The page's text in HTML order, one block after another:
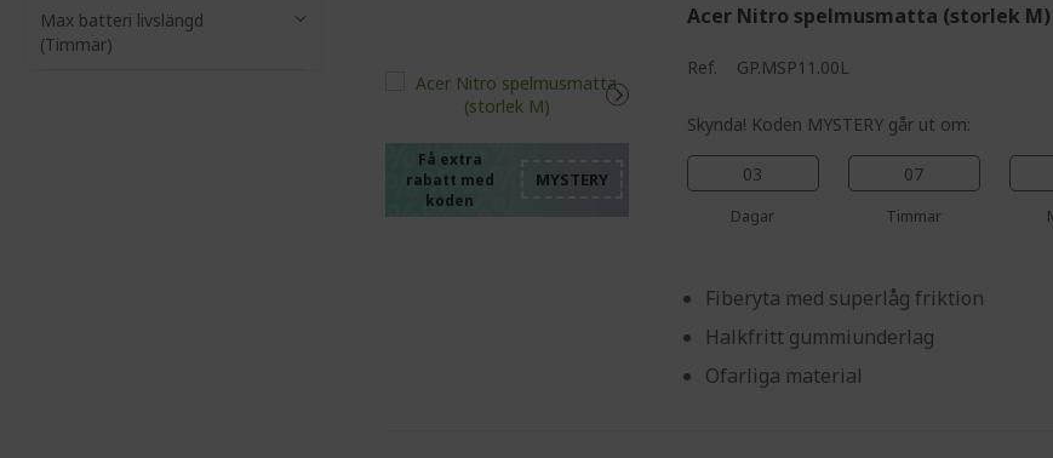
Få extra
rabatt med
koden
Acer Nitro spelmusmatta (storlek M)
Ref. GP.MSP11.00L
Skynda! Koden MYSTERY går ut om:
03
Dagar
07
Timmar
Fiberyta med superlåg friktion
Halkfritt gummiunderlag
Ofarliga material
Max batteri livslängd
(Timmar)